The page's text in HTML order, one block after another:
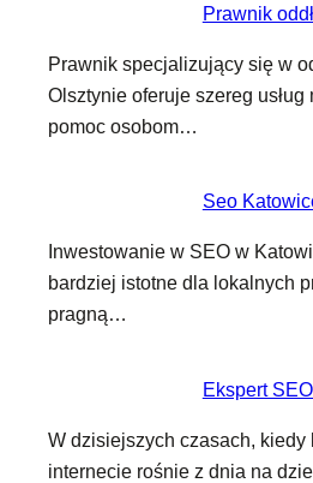
Prawnik
Prawnik specjalizujący się w
Olsztynie oferuje szereg
pomoc osobom…
Seo
Inwestowanie w SEO w
bardziej istotne dla lokalnych
pragną…
Ekspert
W dzisiejszych czasach, kiedy
internecie rośnie z dnia na